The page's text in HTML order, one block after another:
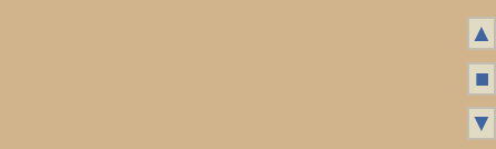
▲
■
▼